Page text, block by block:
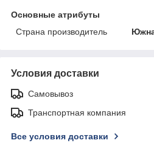
Основные атрибуты
Страна производитель
Условия доставки
Самовывоз
Транспортная компания
Все условия доставки